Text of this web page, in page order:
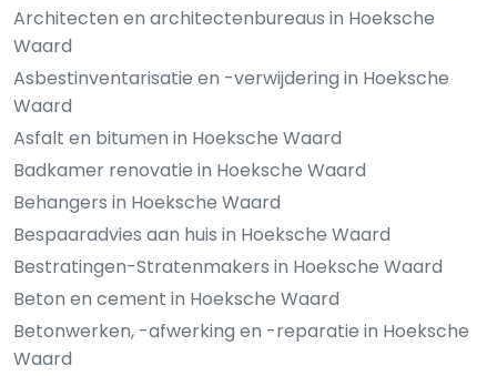
Architecten en architectenbureaus in Hoeksche
Waard
Asbestinventarisatie en -verwijdering in Hoeksche
Waard
Asfalt en bitumen in Hoeksche Waard
Badkamer renovatie in Hoeksche Waard
Behangers in Hoeksche Waard
Bespaaradvies aan huis in Hoeksche Waard
Bestratingen-Stratenmakers in Hoeksche Waard
Beton en cement in Hoeksche Waard
Betonwerken, -afwerking en -reparatie in Hoeksche
Waard